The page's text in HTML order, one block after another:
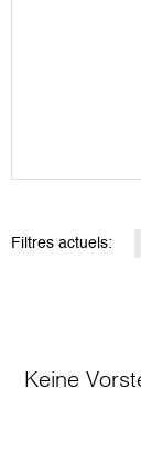
Filtres actuels:
Keine